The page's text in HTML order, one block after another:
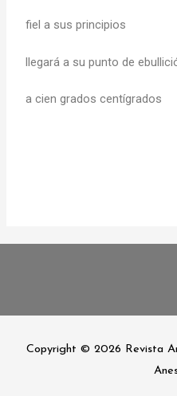
fiel a sus principios
llegará a su punto de
a cien grados centígrados
Copyright © 2026 Revista